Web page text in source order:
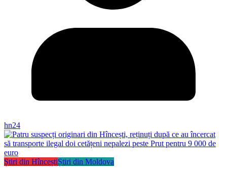
hn24
Știri din HînceștiȘtiri din Moldova